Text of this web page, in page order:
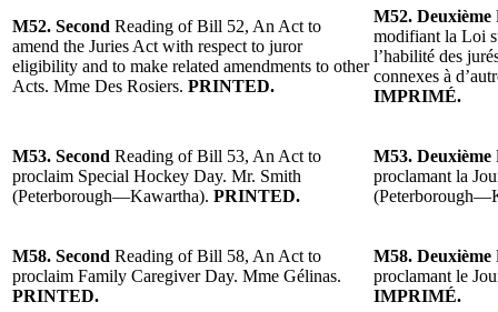
M52. Second Reading of Bill 52, An Act to
amend the Juries Act with respect to juror
eligibility and to make related amendments to other
Acts. Mme Des Rosiers. PRINTED.
M52. Deuxième
modifiant la Loi
l’habilité des
connexes à
IMPRIMÉ.
M53. Second Reading of Bill 53, An Act to
proclaim Special Hockey Day. Mr. Smith
(Peterborough—Kawartha). PRINTED.
M53. Deuxième
proclamant la
M58. Second Reading of Bill 58, An Act to
proclaim Family Caregiver Day. Mme Gélinas.
PRINTED.
M58. Deuxième
proclamant le
IMPRIMÉ.